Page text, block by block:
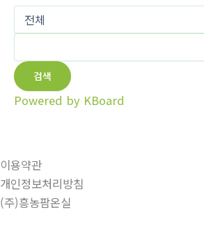
검색
Powered by KBoard
이용약관
개인정보처리방침
(주)흥농팜온실